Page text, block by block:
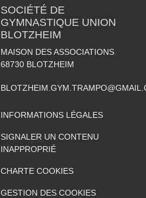
SOCIÉTÉ DE
GYMNASTIQUE UNION
BLOTZHEIM
MAISON DES ASSOCIATIONS
68730 BLOTZHEIM
INFORMATIONS LÉGALES
SIGNALER UN CONTENU
INAPPROPRIÉ
CHARTE COOKIES
GESTION DES COOKIES